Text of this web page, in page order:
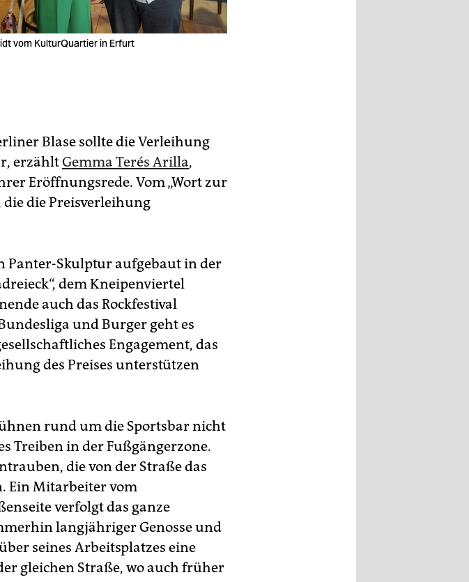
vom KulturQuartier in Erfurt
Blase sollte die Verleihung
erzähltGemma Terés Arilla,
Eröffnungsrede. Vom „Wort zur
die die Preisverleihung
Panter-Skulptur aufgebaut in der
dem Kneipenviertel
auch das Rockfestival
und Burger geht es
Engagement, das
des Preises unterstützen
rund um die Sportsbar nicht
Treiben in der Fußgängerzone.
die von der Straße das
Ein Mitarbeiter vom
verfolgt das ganze
langjähriger Genosse und
seines Arbeitsplatzes eine
gleichen Straße, wo auch früher